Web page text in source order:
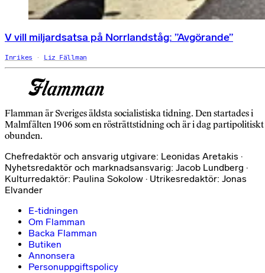
V vill miljardsatsa på Norrlandståg: ”Avgörande”
Inrikes Liz Fällman
Flamman är Sveriges äldsta socialistiska tidning. Den startades i
Malmfälten 1906 som en rösträttstidning och är i dag partipolitiskt
obunden.
Chefredaktör och ansvarig utgivare: Leonidas Aretakis ·
Nyhetsredaktör och marknadsansvarig: Jacob Lundberg ·
Kulturredaktör: Paulina Sokolow · Utrikesredaktör: Jonas
Elvander
E-tidningen
Om Flamman
Backa Flamman
Butiken
Annonsera
Personuppgiftspolicy